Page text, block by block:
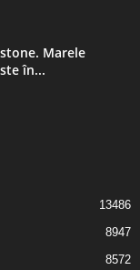
Marele
în...
13486
8947
8572